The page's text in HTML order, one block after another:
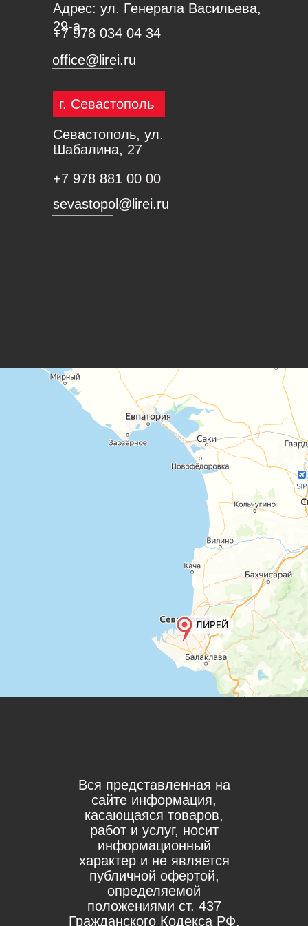
Адрес: ул. Генерала Васильева,
29-а
+7 978 034 04 34
г. Севастополь
Севастополь, ул.
Шабалина, 27
office@lirei.ru
+7 978 881 00 00
sevastopol@lirei.ru
Вся представленная на
сайте информация,
касающаяся товаров,
работ и услуг, носит
информационный
характер и не является
публичной офертой,
определяемой
положениями ст. 437
Гражданского Кодекса РФ.